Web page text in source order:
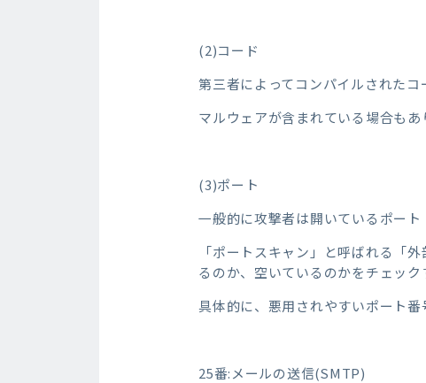
(2)コード
第三者によってコンパイルされたコ
マルウェアが含まれている場合も
(3)ポート
一般的に攻撃者は開いているポー
「ポートスキャン」と呼ばれる「
るのか、空いているのかをチェック
具体的に、悪用されやすいポート番
25番:メールの送信(SMTP)